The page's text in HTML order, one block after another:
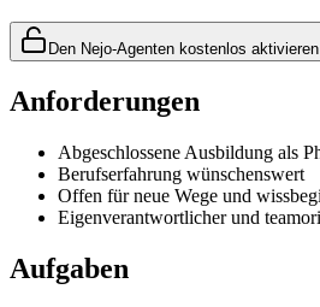
Den Nejo-Agenten kostenlos aktivieren
Anforderungen
Abgeschlossene Ausbildung als
Berufserfahrung wünschenswert
Offen für neue Wege und
Eigenverantwortlicher und
Aufgaben